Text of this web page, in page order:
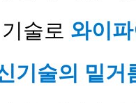
술로 와이
기술의 밑거